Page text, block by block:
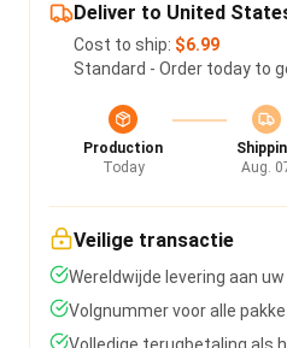
Deliver to United
Cost to ship: $6.99
Standard - Order today to
Production
Today
Aug.
Veilige transactie
Wereldwijde levering aan
Volgnummer voor alle